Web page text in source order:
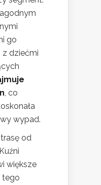
go
z dziećmi
, co
wypad.
od
większe
tego